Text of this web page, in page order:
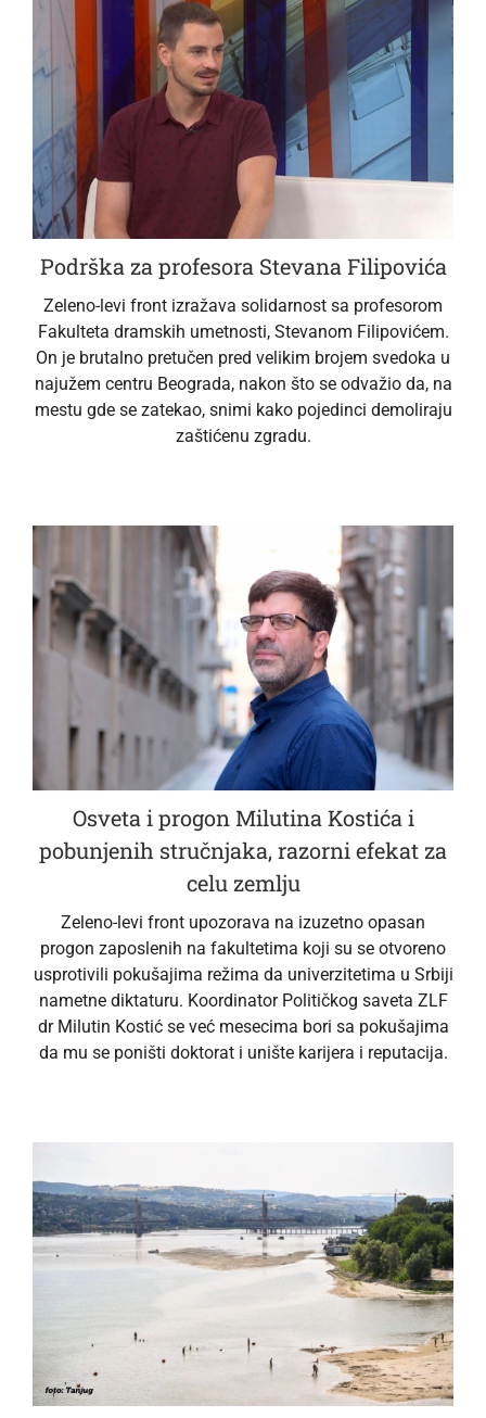
Podrška za profesora Stevana Filipovića
Zeleno-levi front izražava solidarnost sa profesorom
Fakulteta dramskih umetnosti, Stevanom Filipovićem.
On je brutalno pretučen pred velikim brojem svedoka u
najužem centru Beograda, nakon što se odvažio da, na
mestu gde se zatekao, snimi kako pojedinci demoliraju
zaštićenu zgradu.
Osveta i progon Milutina Kostića i
pobunjenih stručnjaka, razorni efekat za
celu zemlju
Zeleno-levi front upozorava na izuzetno opasan
progon zaposlenih na fakultetima koji su se otvoreno
usprotivili pokušajima režima da univerzitetima u Srbiji
nametne diktaturu. Koordinator Političkog saveta ZLF
dr Milutin Kostić se već mesecima bori sa pokušajima
da mu se poništi doktorat i unište karijera i reputacija.